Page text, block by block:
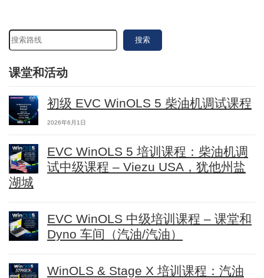
搜索
课堂和活动
初级 EVC WinOLS 5 柴油机调试课程
2026年6月1日
EVC WinOLS 5 培训课程：柴油机调
试中级课程 – Viezu USA，犹他州盐
湖城
EVC WinOLS 中级培训课程 – 课堂和
Dyno 车间（汽油/汽油）
WinOLS & Stage X 培训课程：汽油